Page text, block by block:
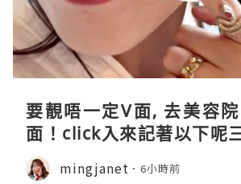
要靚唔一定V面, 去美容
面！click入來記著以下呢
mingjanet 6小時前